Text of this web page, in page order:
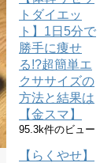
トダイエッ
ト】1日5分で
勝手に痩せ
る!?超簡単エ
クササイズの
方法と結果は
【金スマ】
95.3k件のビュー
【らくやせ】